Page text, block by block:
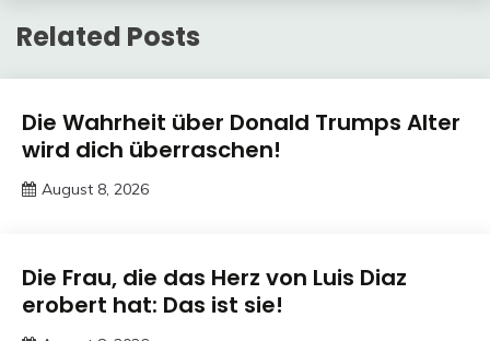
Related Posts
Trends
Die Wahrheit über Donald Trumps Alter
wird dich überraschen!
August 8, 2026
Trends
Die Frau, die das Herz von Luis Diaz
erobert hat: Das ist sie!